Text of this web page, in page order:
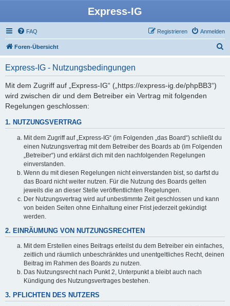
Express-IG
FAQ Anmelden
Registrieren
Foren-Übersicht
Express-IG - Nutzungsbedingungen
Mit dem Zugriff auf „Express-IG“ („https://express-ig.de/phpBB3“)
wird zwischen dir und dem Betreiber ein Vertrag mit folgenden
Regelungen geschlossen:
1. NUTZUNGSVERTRAG
Mit dem Zugriff auf „Express-IG“ (im Folgenden „das Board“) schließt du
einen Nutzungsvertrag mit dem Betreiber des Boards ab (im Folgenden
„Betreiber“) und erklärst dich mit den nachfolgenden Regelungen
einverstanden.
Wenn du mit diesen Regelungen nicht einverstanden bist, so darfst du
das Board nicht weiter nutzen. Für die Nutzung des Boards gelten
jeweils die an dieser Stelle veröffentlichten Regelungen.
Der Nutzungsvertrag wird auf unbestimmte Zeit geschlossen und kann
von beiden Seiten ohne Einhaltung einer Frist jederzeit gekündigt
werden.
2. EINRÄUMUNG VON NUTZUNGSRECHTEN
Mit dem Erstellen eines Beitrags erteilst du dem Betreiber ein einfaches,
zeitlich und räumlich unbeschränktes und unentgeltliches Recht, deinen
Beitrag im Rahmen des Boards zu nutzen.
Das Nutzungsrecht nach Punkt 2, Unterpunkt a bleibt auch nach
Kündigung des Nutzungsvertrages bestehen.
3. PFLICHTEN DES NUTZERS